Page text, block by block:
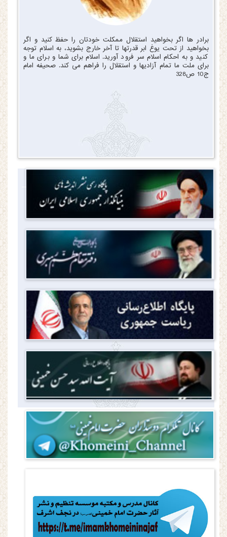
برادر ها اگر بخواهید استقلال ممکلت خودتان را حفظ کنید و اگر
بخواهید از تحت یوغ ابر قدرتها تا آخر خارج بشوید، به اسلام توجه
کنید و به احکام اسلام سر فرود آورید. اسلام برای شما و برای ما و
برای ملت ما تمام آزادیها و استقلال را فراهم می کند. صحیفه امام
ج10 ص328